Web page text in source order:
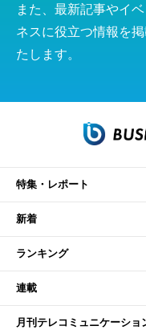
また、最新記事やイ
ネスに役立つ情報を
たします。
特集・レポート
新着
ランキング
連載
月刊テレコミュニケーショ